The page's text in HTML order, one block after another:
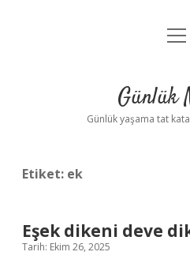
Yasal
Günlük
Günlük yaşama tat
Etiket: ek
Eşek dikeni deve
Tarih: Ekim 26, 2025